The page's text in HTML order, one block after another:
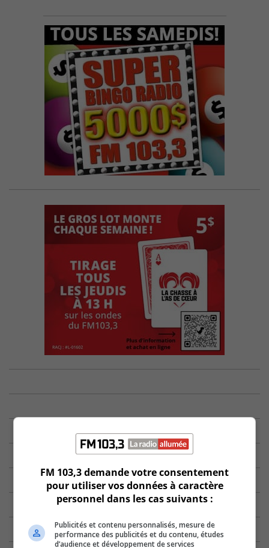
FM 103,3 demande votre consentement
pour utiliser vos données à caractère
personnel dans les cas suivants :
Publicités et contenu personnalisés, mesure de
performance des publicités et du contenu, études
d’audience et développement de services